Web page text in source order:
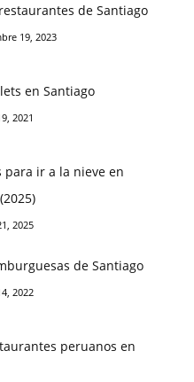
de Santiago
19, 2023
en Santiago
2021
para ir a la nieve en
2025
de Santiago
2022
peruanos en